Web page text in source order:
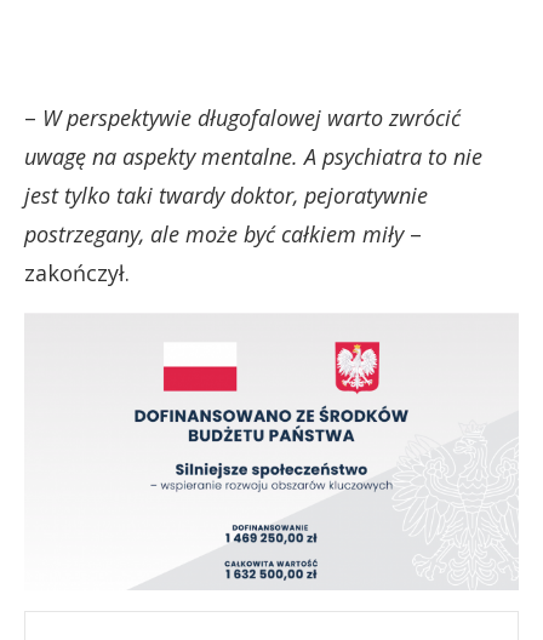
– W perspektywie długofalowej warto zwrócić
uwagę na aspekty mentalne. A psychiatra to nie
jest tylko taki twardy doktor, pejoratywnie
postrzegany, ale może być całkiem miły–
zakończył.